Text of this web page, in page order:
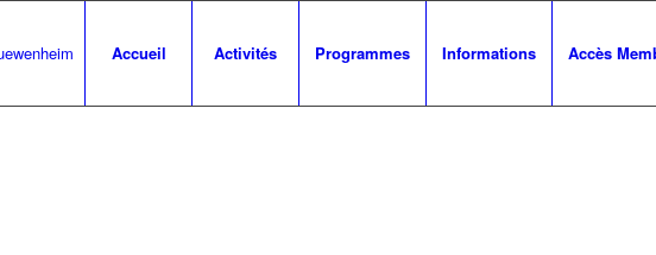
Accueil Activités Programmes Informations Accès